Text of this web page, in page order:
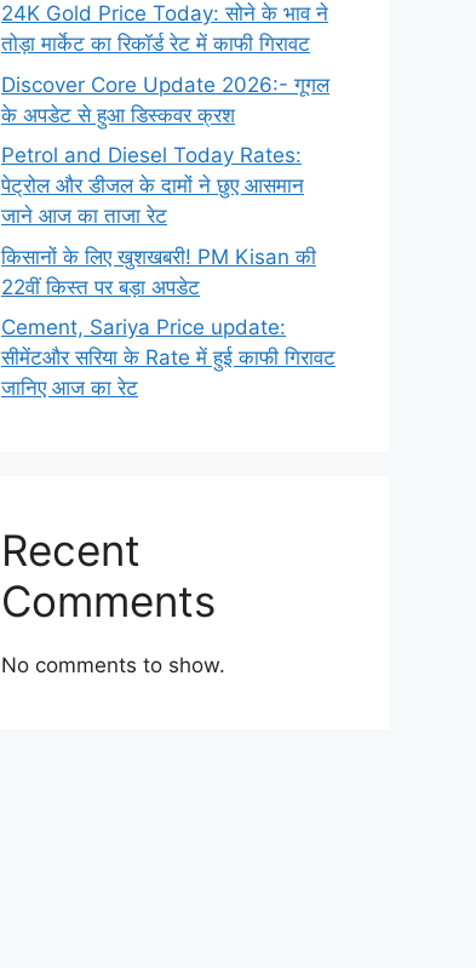
24K Gold Price Today: सोने के भाव ने
तोड़ा मार्केट का रिकॉर्ड रेट में काफी गिरावट
Discover Core Update 2026:- गूगल
के अपडेट से हुआ डिस्कवर क्रश
Petrol and Diesel Today Rates:
पेट्रोल और डीजल के दामों ने छुए आसमान
जाने आज का ताजा रेट
किसानों के लिए खुशखबरी! PM Kisan की
22वीं किस्त पर बड़ा अपडेट
Cement, Sariya Price update:
सीमेंटऔर सरिया के Rate में हुई काफी गिरावट
जानिए आज का रेट
Recent
Comments
No comments to show.